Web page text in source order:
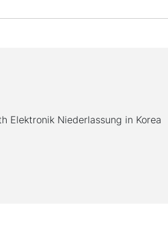
Elektronik Niederlassung in Korea